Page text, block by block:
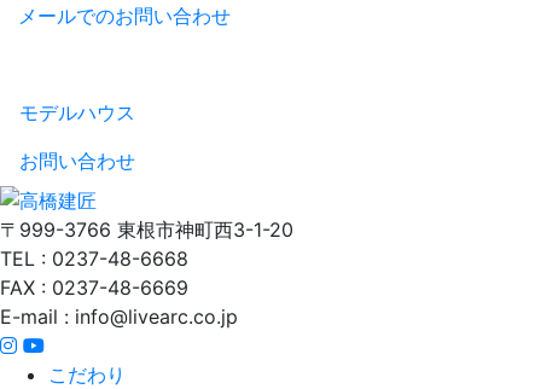
メールでのお問い合わせ
モデルハウス
お問い合わせ
〒999-3766 東根市神町西3-1-20
TEL : 0237-48-6668
FAX : 0237-48-6669
E-mail : info@livearc.co.jp
こだわり